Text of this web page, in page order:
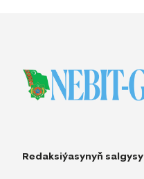
Redaksiýasynyň salgysy